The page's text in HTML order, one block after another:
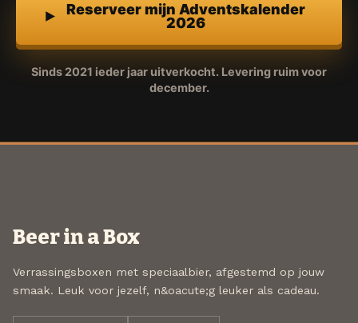
Reserveer mijn Adventskalender
2026
Sinds 2021 ieder jaar uitverkocht. Levering ruim voor
december.
Beer in a Box
Verrassingsboxen met speciaalbier, afgestemd op jouw
smaak. Leuk voor jezelf, n&oacute;g leuker als cadeau.